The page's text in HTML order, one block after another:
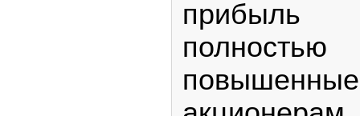
прибыль